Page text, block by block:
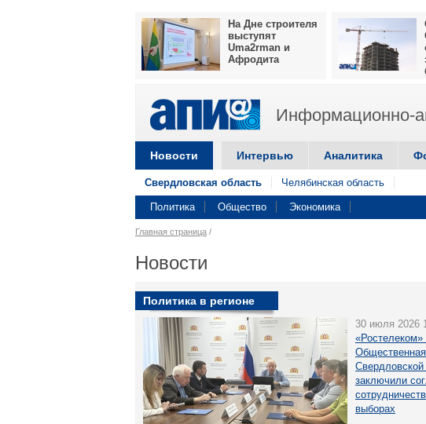
На Дне строителя
выступят
Uma2rman и
Афродита
Информационно-
Новости Интервью Аналитика
Свердловская область Челябинская область
Политика Общество Экономика
Главная страница /
Новости
Политика в регионе
30 июля 2026
«Ростелеком»
Свердловской
заключили
выборах